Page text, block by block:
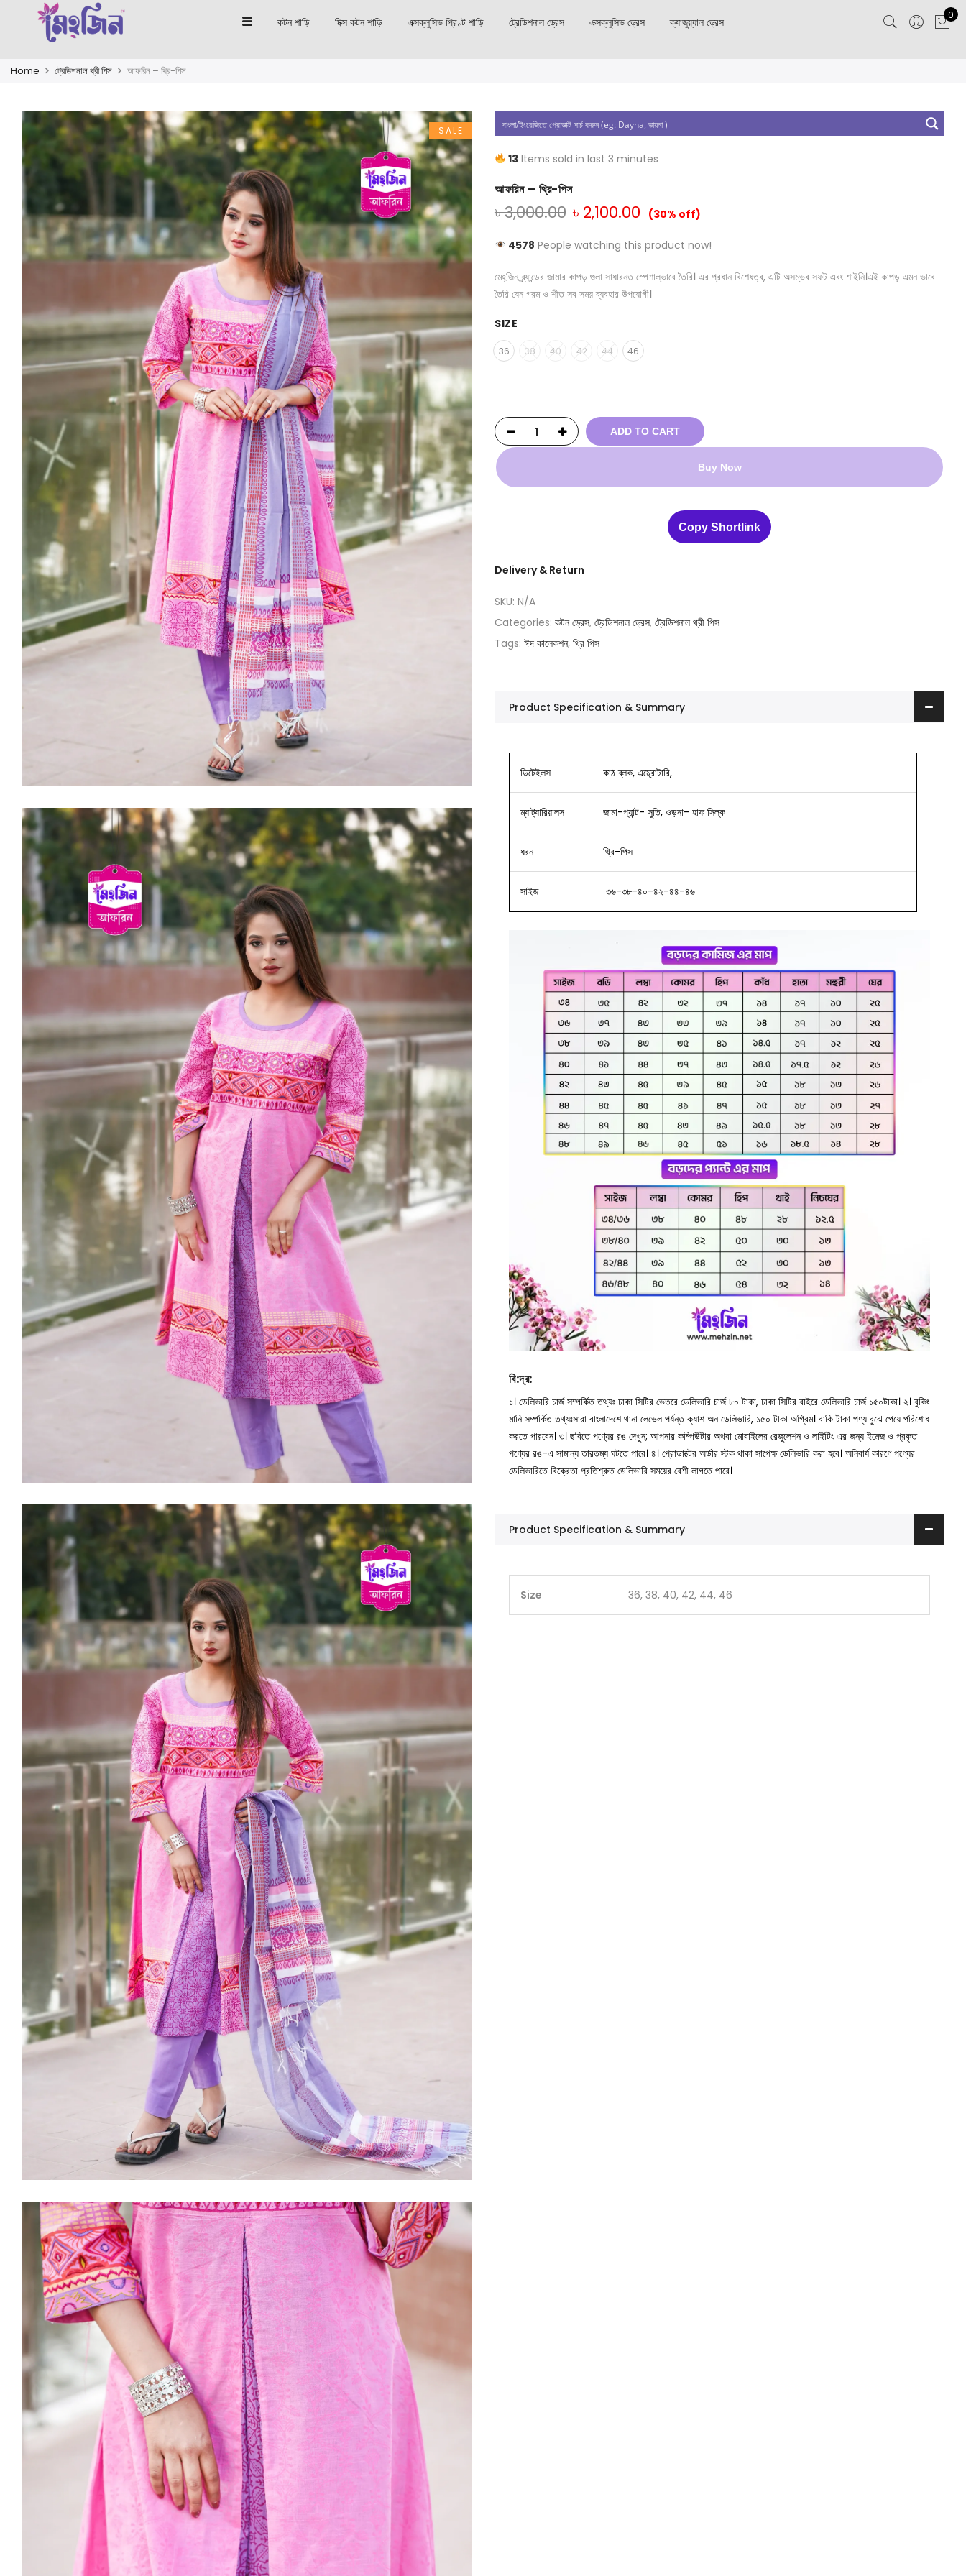
কটন শাড়ি মিক্স কটন শাড়ি এক্সক্লুসিভ প্রিণ্ট শাড়ি ট্রেডিশনাল ড্রেস এক্সক্লুসিভ ড্রেস ক্যাজুয়্যাল ড্রেস
0
Home ট্রেডিশনাল থ্রী পিস আফরিন – থ্রি-পিস
SALE
13Items sold in last 3 minutes
আফরিন – থ্রি-পিস
৳3,000.00 ৳ 2,100.00 (30% off)
4578 People watching this product now!
মেহ্‌জিন ব্র্যান্ডের জামার কাপড় গুলা সাধারনত স্পেশাল্ভাবে তৈরি। এর প্রধান বিশেষত্ব, এটি অসম্ভব সফট এবং শাইনি।এই কাপড় এমন ভাবে
তৈরি যেন গরম ও শীত সব সময় ব্যবহার উপযোগী।
SIZE
36 38 40 42 44 46
ADD TO CART
Buy Now
Copy Shortlink
Delivery & Return
SKU: N/A
Categories: কটন ড্রেস, ট্রেডিশনাল ড্রেস, ট্রেডিশনাল থ্রী পিস
Tags: ঈদ কালেকশন, থ্রি পিস
Product Specification & Summary
ডিটেইলস কাঠ ব্লক, এম্ব্রোটারি,
ম্যাট্যারিয়ালস জামা-প্যান্ট- সুতি, ওড়না- হাফ সিল্ক
ধরন থ্রি-পিস
সাইজ ৩৬-৩৮-৪০-৪২-৪৪-৪৬
বি:দ্র:
১। ডেলিভারি চার্জ সম্পর্কিত তথ্যঃ ঢাকা সিটির ভেতরে ডেলিভারি চার্জ ৮০ টাকা, ঢাকা সিটির বাইরে ডেলিভারি চার্জ ১৫০টাকা। ২। বুকিং
মানি সম্পর্কিত তথ্যঃসারা বাংলাদেশে থানা লেভেল পর্যন্ত ক্যাশ অন ডেলিভারি, ১৫০ টাকা অগ্রিম। বাকি টাকা পণ্য বুঝে পেয়ে পরিশোধ
করতে পারবেন। ৩। ছবিতে পণ্যের রঙ দেখুন; আপনার কম্পিউটার অথবা মোবাইলের রেজুলেশন ও লাইটিং এর জন্য ইমেজ ও প্রকৃত
পণ্যের রঙ-এ সামান্য তারতম্য ঘটতে পারে। ৪। প্রোডাক্টের অর্ডার স্টক থাকা সাপেক্ষ ডেলিভারি করা হবে। অনিবার্য কারণে পণ্যের
ডেলিভারিতে বিক্রেতা প্রতিশ্রুত ডেলিভারি সময়ের বেশী লাগতে পারে।
Product Specification & Summary
Size 36, 38, 40, 42, 44, 46